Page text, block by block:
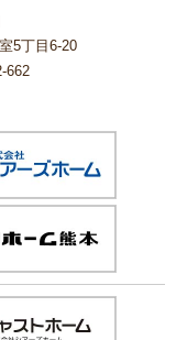
5丁目6-20
662